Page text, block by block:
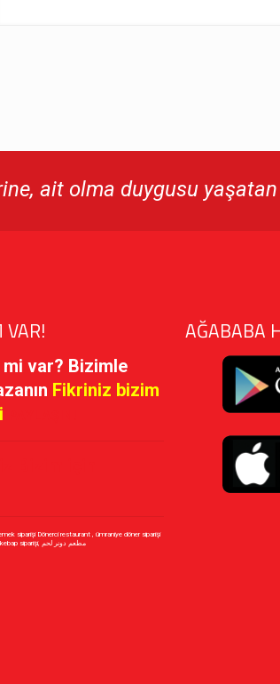
ait olma duygusu yaşatan
VAR!
var? Bizimle
Fikriniz bizim
siparişi Dönerci restaurant , ümraniye döner siparişi
Dudullu Döner siparişi, Dudullu kebap siparişi, مطعم دونر لحم
AĞABABA